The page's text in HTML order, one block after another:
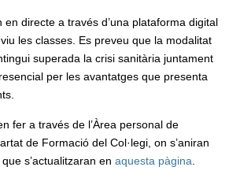
en directe a través d’una plataforma digital
les classes. Es preveu que la modalitat
superada la crisi sanitària juntament
per les avantatges que presenta
fer a través de l’Àrea personal de
de Formació del Col·legi, on s’aniran
s’actualitzaran en aquesta pàgina.